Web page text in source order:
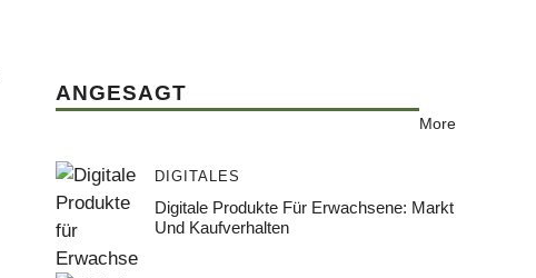
ANGESAGT
More
DIGITALES
Digitale Produkte Für Erwachsene: Markt
Und Kaufverhalten